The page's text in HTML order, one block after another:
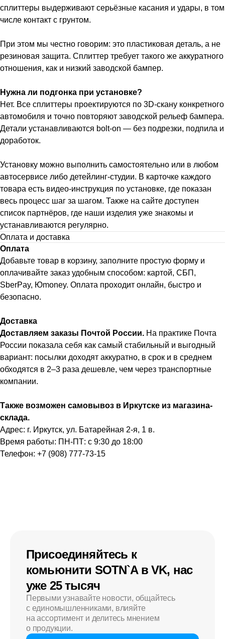
сплиттеры выдерживают серьёзные касания и удары, в том
числе контакт с грунтом.
При этом мы честно говорим: это пластиковая деталь, а не
резиновая защита. Сплиттер требует такого же аккуратного
отношения, как и низкий заводской бампер.
Нужна ли подгонка при установке?
Нет. Все сплиттеры проектируются по 3D-скану конкретного
автомобиля и точно повторяют заводской рельеф бампера.
Детали устанавливаются bolt-on — без подрезки, подпила и
доработок.
Установку можно выполнить самостоятельно или в любом
автосервисе либо детейлинг-студии. В карточке каждого
товара есть видео-инструкция по установке, где показан
весь процесс шаг за шагом. Также на сайте доступен
список партнёров, где наши изделия уже знакомы и
устанавливаются регулярно.
Оплата и доставка
Оплата
Добавьте товар в корзину, заполните простую форму и
оплачивайте заказ удобным способом: картой, СБП,
SberPay, Юmoney. Оплата проходит онлайн, быстро и
безопасно.
Доставка
Доставляем заказы Почтой России. На практике Почта
России показала себя как самый стабильный и выгодный
вариант: посылки доходят аккуратно, в срок и в среднем
обходятся в 2–3 раза дешевле, чем через транспортные
компании.
Также возможен самовывоз в Иркутске из магазина-
склада.
Адрес: г. Иркутск, ул. Батарейная 2-я, 1 в.
Время работы: ПН-ПТ: с 9:30 до 18:00
Телефон: +7 (908) 777-73-15
Присоединяйтесь к
комьюнити SOTN`A в VK, нас
уже 25 тысяч
Первыми узнавайте новости, общайтесь
с единомышленниками, влияйте
на ассортимент и делитесь мнением
о продукции.